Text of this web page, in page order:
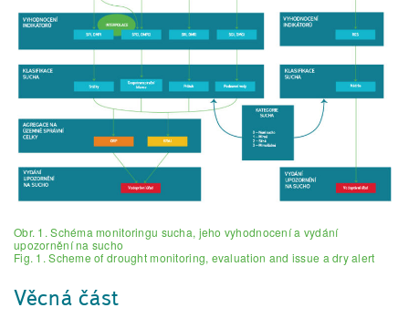
Obr. 1. Schéma monitoringu sucha, jeho vyhodnocení a vydání
upozornění na sucho
Fig. 1. Scheme of drought monitoring, evaluation and issue a dry alert
Věcná část